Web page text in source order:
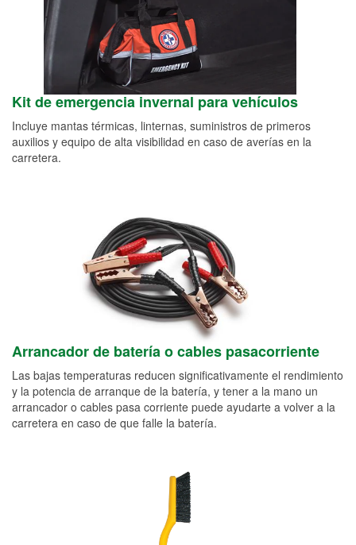
Kit de emergencia invernal para vehículos
Incluye mantas térmicas, linternas, suministros de primeros
auxilios y equipo de alta visibilidad en caso de averías en la
carretera.
Arrancador de batería o cables pasacorriente
Las bajas temperaturas reducen significativamente el rendimiento
y la potencia de arranque de la batería, y tener a la mano un
arrancador o cables pasa corriente puede ayudarte a volver a la
carretera en caso de que falle la batería.